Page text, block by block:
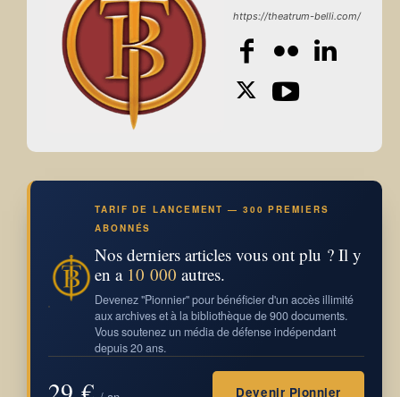
https://theatrum-belli.com/
TARIF DE LANCEMENT — 300 PREMIERS
ABONNÉS
Nos derniers articles vous ont plu ? Il y
en a 10 000 autres.
Devenez "Pionnier" pour bénéficier d'un accès illimité
aux archives et à la bibliothèque de 900 documents.
Vous soutenez un média de défense indépendant
depuis 20 ans.
Devenir Pionnier